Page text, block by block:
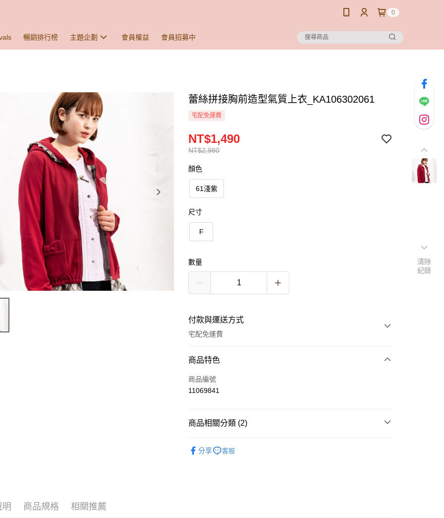
0
暢銷排行榜 主題企劃 會員權益 會員招募中
蕾絲拼接胸前造型氣質上衣_KA106302061
宅配免運費
NT$2,980
NT$1,490
顏色
61淺紫
尺寸
F
數量
付款與運送方式
宅配免運費
付款方式
信用卡一次付款
悠遊付
商品特色
商品編號
11069841
商品相關分類 (2)
分享 客服
明 商品規格 相關推薦
清除
紀錄